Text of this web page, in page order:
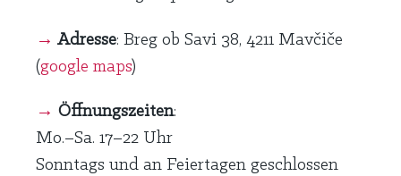
→ Adresse: Breg ob Savi 38, 4211 Mavčiče
(google maps)
→ Öffnungszeiten:
Mo.–Sa. 17–22 Uhr
Sonntags und an Feiertagen geschlossen